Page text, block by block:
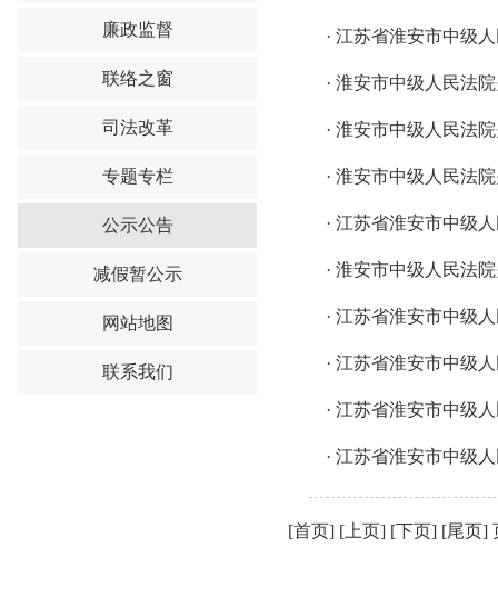
廉政监督
联络之窗
司法改革
专题专栏
公示公告
减假暂公示
网站地图
联系我们
· 江苏省淮安市中级
· 淮安市中级人民法
· 淮安市中级人民法
· 淮安市中级人民法
· 江苏省淮安市中级
· 淮安市中级人民法
· 江苏省淮安市中级
· 江苏省淮安市中级
· 江苏省淮安市中级
· 江苏省淮安市中级
[首页] [上页] [下页] [尾页]